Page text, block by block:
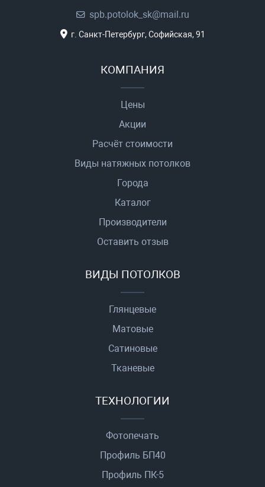
spb.potolok_sk@mail.ru
г. Санкт-Петербург, Софийская, 91
КОМПАНИЯ
Цены
Акции
Расчёт стоимости
Виды натяжных потолков
Города
Каталог
Производители
Оставить отзыв
ВИДЫ ПОТОЛКОВ
Глянцевые
Матовые
Сатиновые
Тканевые
ТЕХНОЛОГИИ
Фотопечать
Профиль БП40
Профиль ПК-5